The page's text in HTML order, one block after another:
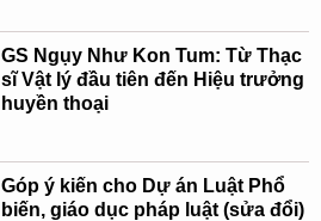
GS Ngụy Như Kon Tum: Từ Thạc
sĩ Vật lý đầu tiên đến Hiệu trưởng
huyền thoại
Góp ý kiến cho Dự án Luật Phổ
biến, giáo dục pháp luật (sửa đổi)